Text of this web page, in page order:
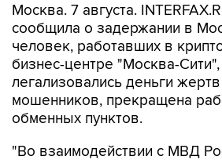
Москва. 7 августа.
сообщила о задержании в
человек, работавших в
бизнес-центре "Москва-
легализовались деньги
мошенников, прекращена
обменных пунктов.
"Во взаимодействии с МВД